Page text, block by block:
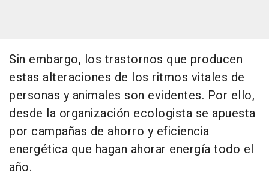
Sin embargo, los trastornos que producen
estas alteraciones de los ritmos vitales de
personas y animales son evidentes. Por ello,
desde la organización ecologista se apuesta
por campañas de ahorro y eficiencia
energética que hagan ahorar energía todo el
año.